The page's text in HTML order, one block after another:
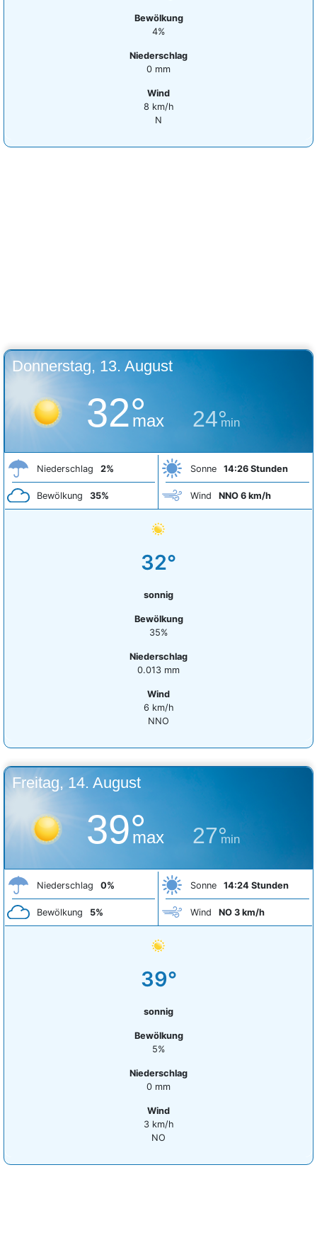
Bewölkung
4%
Niederschlag
0 mm
Wind
8 km/h
N
Donnerstag, 13. August
32°
max 24°
min
Niederschlag 2%
Bewölkung 35%
Sonne 14:26 Stunden
Wind NNO 6 km/h
32°
sonnig
Bewölkung
35%
Niederschlag
0.013 mm
Wind
6 km/h
NNO
Freitag, 14. August
39°
max 27°
min
Niederschlag 0%
Bewölkung 5%
Sonne 14:24 Stunden
Wind NO 3 km/h
39°
sonnig
Bewölkung
5%
Niederschlag
0 mm
Wind
3 km/h
NO